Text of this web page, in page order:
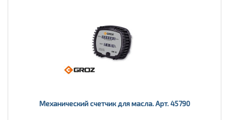
Механический счетчик для масла. Арт. 45790